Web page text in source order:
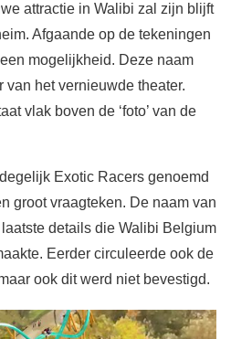
attractie in Walibi zal zijn blijft
Afgaande op de tekeningen
mogelijkheid. Deze naam
van het vernieuwde theater.
vlak boven de ‘foto’ van de
Exotic Racers genoemd
groot vraagteken. De naam van
details die Walibi Belgium
Eerder circuleerde ook de
ook dit werd niet bevestigd.